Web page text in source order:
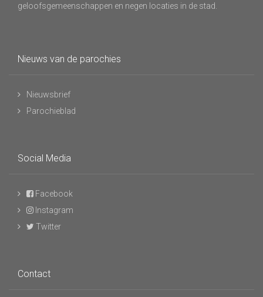
geloofsgemeenschappen en negen locaties in de stad.
Nieuws van de parochies
Nieuwsbrief
Parochieblad
Social Media
Facebook
Instagram
Twitter
Contact